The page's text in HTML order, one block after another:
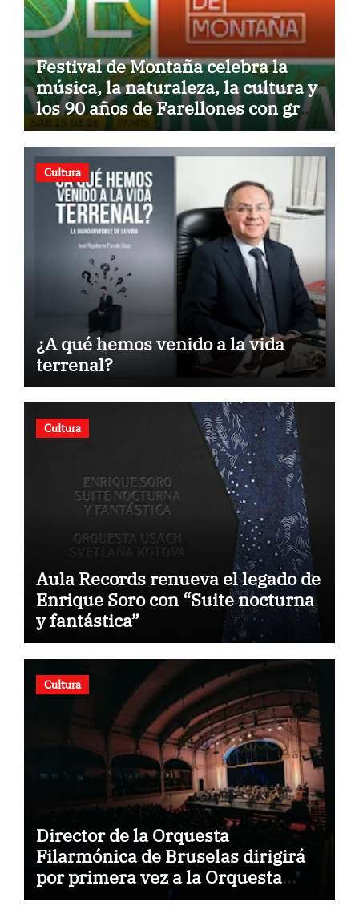
Festival de Montaña celebra la
música, la naturaleza, la cultura y
los 90 años de Farellones con gran
concierto al aire libre
Cultura
¿A qué hemos venido a la vida
terrenal?
Cultura
Aula Records renueva el legado de
Enrique Soro con “Suite nocturna
y fantástica”
Cultura
Director de la Orquesta
Filarmónica de Bruselas dirigirá
por primera vez a la Orquesta
Usach